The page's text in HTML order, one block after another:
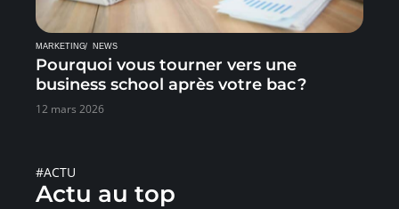
MARKETING NEWS
Pourquoi vous tourner vers une
business school après votre bac ?
12 mars 2026
#ACTU
Actu au top